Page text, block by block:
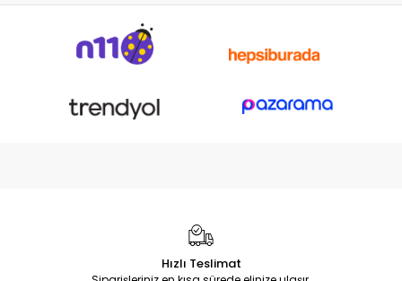
Hızlı Teslimat